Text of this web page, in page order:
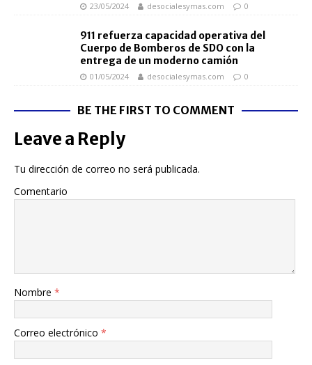
23/05/2024 desocialesymas.com 0
911 refuerza capacidad operativa del
Cuerpo de Bomberos de SDO con la
entrega de un moderno camión
01/05/2024 desocialesymas.com 0
BE THE FIRST TO COMMENT
Leave a Reply
Tu dirección de correo no será publicada.
Comentario
Nombre *
Correo electrónico *